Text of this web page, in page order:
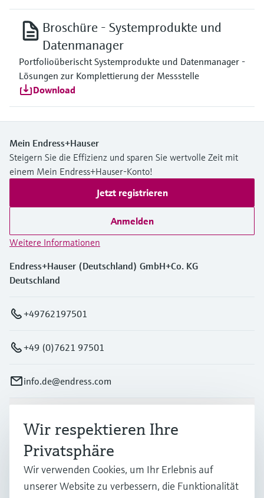
Broschüre - Systemprodukte und
Datenmanager
Portfolioüberischt Systemprodukte und Datenmanager -
Lösungen zur Komplettierung der Messstelle
Download
Mein Endress+Hauser
Steigern Sie die Effizienz und sparen Sie wertvolle Zeit mit
einem Mein Endress+Hauser-Konto!
Jetzt registrieren
Anmelden
Weitere Informationen
Endress+Hauser (Deutschland) GmbH+Co. KG
Deutschland
+49762197501
+49 (0)7621 97501
info.de@endress.com
Wir respektieren Ihre
Privatsphäre
Wir verwenden Cookies, um Ihr Erlebnis auf
unserer Website zu verbessern, die Funktionalität